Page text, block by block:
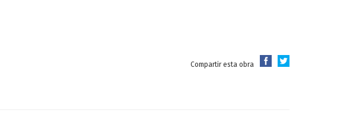
Compartir esta obra